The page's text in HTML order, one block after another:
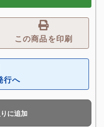
この商品を印刷
行へ
に追加